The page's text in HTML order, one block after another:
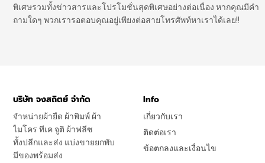
พิเศษรวมทั้งข่าวสารและโปรโมชั่นสุดพิเศษอย่างต่อเนื่อง หากคุณมีคำ
ถามใดๆ พวกเรารอตอบคุณอยู่เพียงต่อสายโทรศัพท์หาเราได้เลย!!
บริษัท จงสถิตย์ จำกัด
จำหน่ายผ้ายืด ผ้าพิมพ์ ผ้า
ไมโคร ทีเค จูติ ผ้าฟลีซ
ทั้งปลีกและส่ง แบ่งขายยกพับ
มีของพร้อมส่ง
Info
เกี่ยวกับเรา
ติดต่อเรา
ข้อตกลงและเงื่อนไข